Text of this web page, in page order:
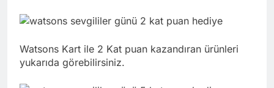
Watsons Kart ile 2 Kat puan kazandıran ürünleri
yukarıda görebilirsiniz.